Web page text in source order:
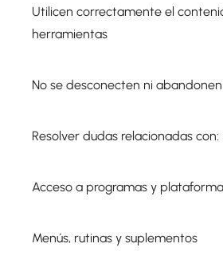
Utilicen correctamente el
herramientas
No se desconecten ni
Resolver dudas relacionadas con:
Acceso a programas y
Menús, rutinas y suplementos